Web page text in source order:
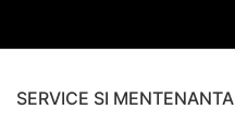
SERVICE SI MENTENANTA